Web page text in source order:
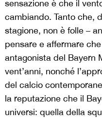
sensazione è che il
cambiando. Tanto che,
stagione, non è folle –
pensare e affermare
antagonista del Bayern
vent’anni, nonché
del calcio
la reputazione che il
universi: quella della